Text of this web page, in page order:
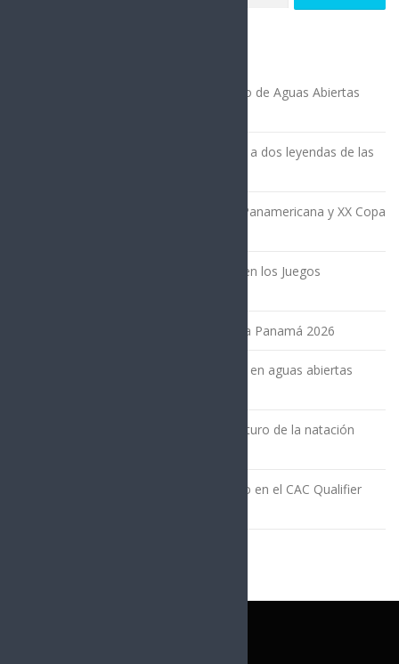
Con éxito culminó la XX Copa del Pacífico de Aguas Abiertas
La XX Copa del Pacífico rindió homenaje a dos leyendas de las
Inició en Salinas la emoción de la Copa Panamericana y XX Copa
Juan Diego León y Victoria Edgar brillan en los Juegos
La FENA presenta a sus clasificados para Panamá 2026
Ecuador conquista doble medalla de oro en aguas abiertas
El talento de Uma Córdova impulsa el futuro de la natación
Destacada actuación de David Farinango en el CAC Qualifier